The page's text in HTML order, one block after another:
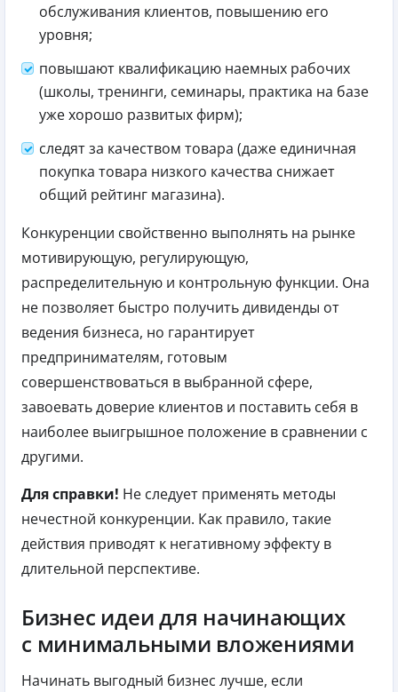
обслуживания клиентов, повышению его
уровня;
повышают квалификацию наемных рабочих
(школы, тренинги, семинары, практика на базе
уже хорошо развитых фирм);
следят за качеством товара (даже единичная
покупка товара низкого качества снижает
общий рейтинг магазина).
Конкуренции свойственно выполнять на рынке
мотивирующую, регулирующую,
распределительную и контрольную функции. Она
не позволяет быстро получить дивиденды от
ведения бизнеса, но гарантирует
предпринимателям, готовым
совершенствоваться в выбранной сфере,
завоевать доверие клиентов и поставить себя в
наиболее выигрышное положение в сравнении с
другими.
Для справки! Не следует применять методы
нечестной конкуренции. Как правило, такие
действия приводят к негативному эффекту в
длительной перспективе.
Бизнес идеи для начинающих
с минимальными вложениями
Начинать выгодный бизнес лучше, если